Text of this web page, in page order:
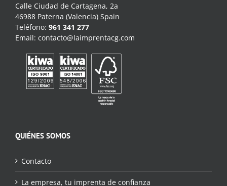
Calle Ciudad de Cartagena, 2a
46988 Paterna (Valencia) Spain
Teléfono: 961 341 277
Email: contacto@laimprentacg.com
QUIÉNES SOMOS
Contacto
La empresa, tu imprenta de confianza